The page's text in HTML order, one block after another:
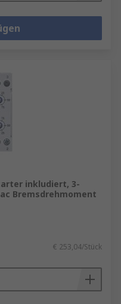
inkludiert, 3-
ac Bremsdrehmoment
€ 253,04/Stück